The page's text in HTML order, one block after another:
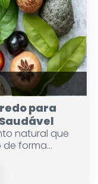
para
natural que
forma...